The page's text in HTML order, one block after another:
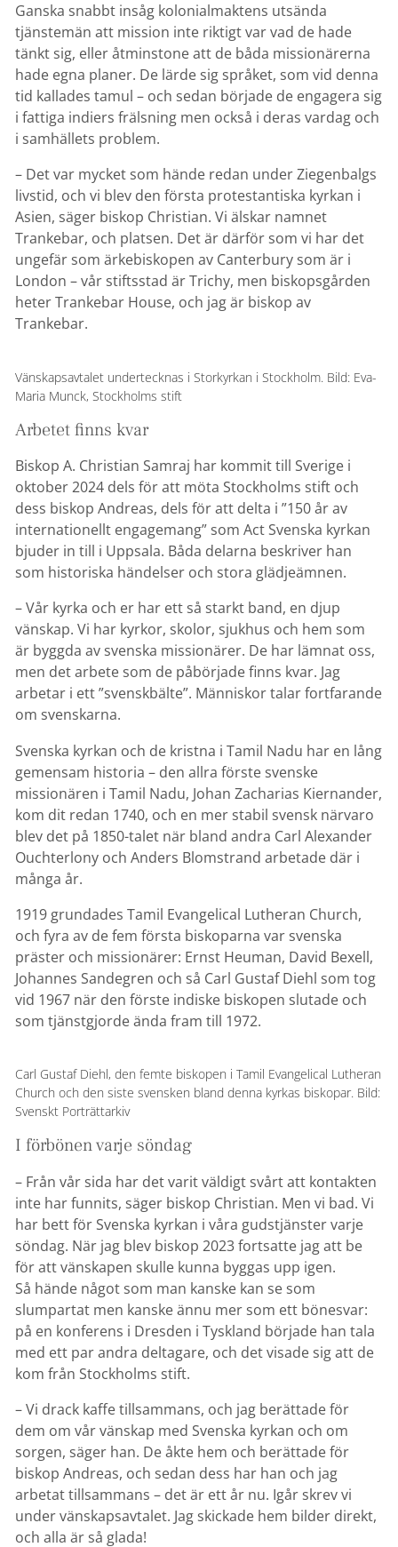
Ganska snabbt insåg kolonialmaktens utsända
tjänstemän att mission inte riktigt var vad de hade
tänkt sig, eller åtminstone att de båda missionärerna
hade egna planer. De lärde sig språket, som vid denna
tid kallades tamul – och sedan började de engagera sig
i fattiga indiers frälsning men också i deras vardag och
i samhällets problem.
– Det var mycket som hände redan under Ziegenbalgs
livstid, och vi blev den första protestantiska kyrkan i
Asien, säger biskop Christian. Vi älskar namnet
Trankebar, och platsen. Det är därför som vi har det
ungefär som ärkebiskopen av Canterbury som är i
London – vår stiftsstad är Trichy, men biskopsgården
heter Trankebar House, och jag är biskop av
Trankebar.
Vänskapsavtalet undertecknas i Storkyrkan i Stockholm. Bild: Eva-
Maria Munck, Stockholms stift
Arbetet finns kvar
Biskop A. Christian Samraj har kommit till Sverige i
oktober 2024 dels för att möta Stockholms stift och
dess biskop Andreas, dels för att delta i ”150 år av
internationellt engagemang” som Act Svenska kyrkan
bjuder in till i Uppsala. Båda delarna beskriver han
som historiska händelser och stora glädjeämnen.
– Vår kyrka och er har ett så starkt band, en djup
vänskap. Vi har kyrkor, skolor, sjukhus och hem som
är byggda av svenska missionärer. De har lämnat oss,
men det arbete som de påbörjade finns kvar. Jag
arbetar i ett ”svenskbälte”. Människor talar fortfarande
om svenskarna.
Svenska kyrkan och de kristna i Tamil Nadu har en lång
gemensam historia – den allra förste svenske
missionären i Tamil Nadu, Johan Zacharias Kiernander,
kom dit redan 1740, och en mer stabil svensk närvaro
blev det på 1850-talet när bland andra Carl Alexander
Ouchterlony och Anders Blomstrand arbetade där i
många år.
1919 grundades Tamil Evangelical Lutheran Church,
och fyra av de fem första biskoparna var svenska
präster och missionärer: Ernst Heuman, David Bexell,
Johannes Sandegren och så Carl Gustaf Diehl som tog
vid 1967 när den förste indiske biskopen slutade och
som tjänstgjorde ända fram till 1972.
Carl Gustaf Diehl, den femte biskopen i Tamil Evangelical Lutheran
Church och den siste svensken bland denna kyrkas biskopar. Bild:
Svenskt Porträttarkiv
I förbönen varje söndag
– Från vår sida har det varit väldigt svårt att kontakten
inte har funnits, säger biskop Christian. Men vi bad. Vi
har bett för Svenska kyrkan i våra gudstjänster varje
söndag. När jag blev biskop 2023 fortsatte jag att be
för att vänskapen skulle kunna byggas upp igen.
Så hände något som man kanske kan se som
slumpartat men kanske ännu mer som ett bönesvar:
på en konferens i Dresden i Tyskland började han tala
med ett par andra deltagare, och det visade sig att de
kom från Stockholms stift.
– Vi drack kaffe tillsammans, och jag berättade för
dem om vår vänskap med Svenska kyrkan och om
sorgen, säger han. De åkte hem och berättade för
biskop Andreas, och sedan dess har han och jag
arbetat tillsammans – det är ett år nu. Igår skrev vi
under vänskapsavtalet. Jag skickade hem bilder direkt,
och alla är så glada!